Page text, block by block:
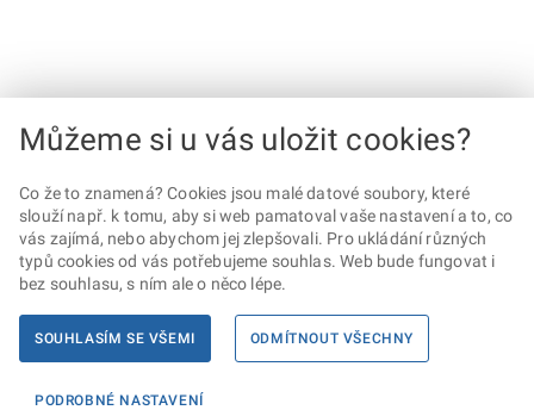
Můžeme si u vás uložit cookies?
Co že to znamená? Cookies jsou malé datové soubory, které
slouží např. k tomu, aby si web pamatoval vaše nastavení a to, co
vás zajímá, nebo abychom jej zlepšovali. Pro ukládání různých
typů cookies od vás potřebujeme souhlas. Web bude fungovat i
bez souhlasu, s ním ale o něco lépe.
SOUHLASÍM SE VŠEMI ODMÍTNOUT VŠECHNY
PODROBNÉ NASTAVENÍ